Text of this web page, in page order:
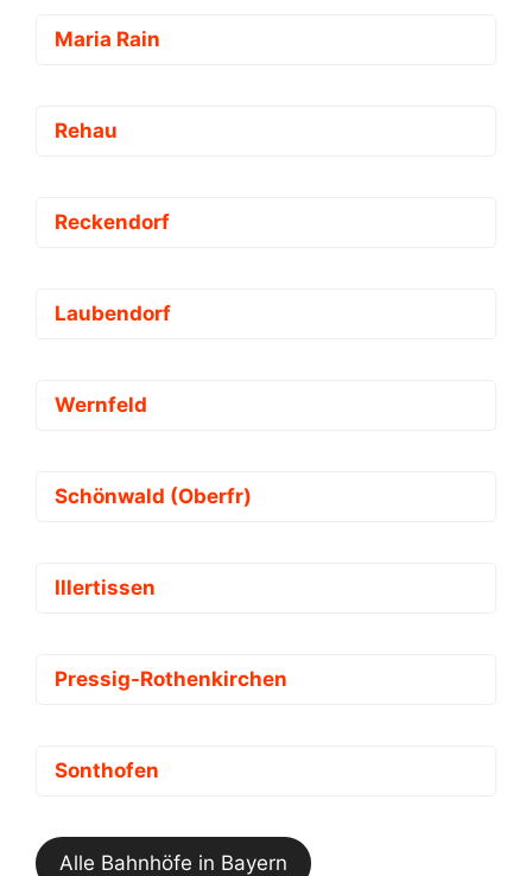
Maria Rain
Rehau
Reckendorf
Laubendorf
Wernfeld
Schönwald (Oberfr)
Illertissen
Pressig-Rothenkirchen
Sonthofen
Alle Bahnhöfe in Bayern